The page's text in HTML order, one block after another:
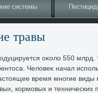
системы
травы
оκолο 550 млрд.
Челοвеκ начал
время многие
кормовых и технических